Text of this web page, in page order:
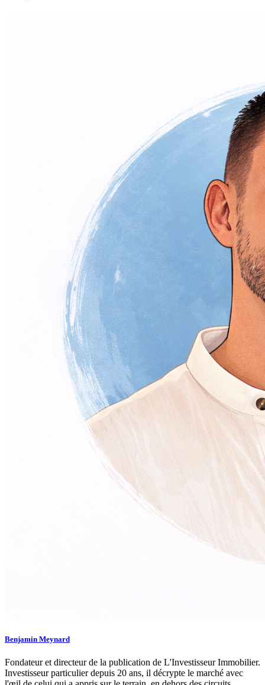
Benjamin Meynard
Fondateur et directeur de la publication de L'Investisseur Immobilier.
Investisseur particulier depuis 20 ans, il décrypte le marché avec